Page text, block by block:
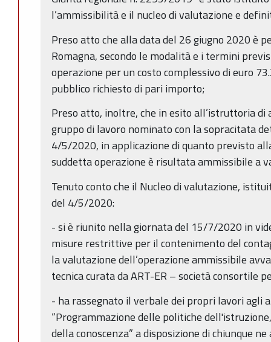
l’ammissibilità e il nucleo di valutazione e
Preso atto che alla data del 26 giugno 2020 è
Romagna, secondo le modalità e i termini
operazione per un costo complessivo di euro
pubblico richiesto di pari importo;
Preso atto, inoltre, che in esito all’istruttoria
gruppo di lavoro nominato con la sopracitata
4/5/2020, in applicazione di quanto previsto
suddetta operazione è risultata ammissibile a
Tenuto conto che il Nucleo di valutazione,
del 4/5/2020:
- si è riunito nella giornata del 15/7/2020 in
misure restrittive per il contenimento del
la valutazione dell’operazione ammissibile
tecnica curata da ART-ER – società consortile
- ha rassegnato il verbale dei propri lavori agli
“Programmazione delle politiche
della conoscenza” a disposizione di chiunque